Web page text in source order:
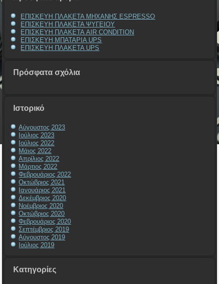
ΕΠΙΣΚΕΥΗ ΠΛΑΚΕΤΑ ΜΗΧΑΝΗΣ ESPRESSO
ΕΠΙΣΚΕΥΗ ΠΛΑΚΕΤΑ ΨΥΓΕΙΟΥ
ΕΠΙΣΚΕΥΗ ΠΛΑΚΕΤΑ AIR CONDITION
ΕΠΙΣΚΕΥΗ ΜΠΑΤΑΡΙΑ UPS
ΕΠΙΣΚΕΥΗ ΠΛΑΚΕΤΑ UPS
Πρόσφατα σχόλια
Ιστορικό
Αύγουστος 2023
Ιούλιος 2023
Ιούλιος 2022
Μάιος 2022
Απρίλιος 2022
Μάρτιος 2022
Φεβρουάριος 2022
Οκτώβριος 2021
Ιανουάριος 2021
Δεκέμβριος 2020
Νοέμβριος 2020
Οκτώβριος 2020
Φεβρουάριος 2020
Σεπτέμβριος 2019
Αύγουστος 2019
Ιούλιος 2019
Kατηγορίες